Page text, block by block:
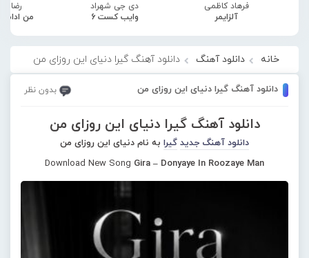
فرهاد کاظمی
آلزایمر
دی جی شهراد
وایب کست 6
رضا
من
خانه دانلود آهنگ دانلود آهنگ گیرا دنیای این روزای من
دانلود آهنگ گیرا دنیای این روزای من بدون نظر
دانلود آهنگ گیرا دنیای این روزای من
دانلود آهنگ جدید گیرا به نام دنیای این روزای من
Download New Song Gira – Donyaye In Roozaye Man